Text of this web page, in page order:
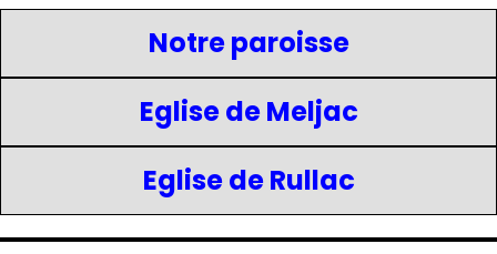
Notre paroisse
Eglise de Meljac
Eglise de Rullac